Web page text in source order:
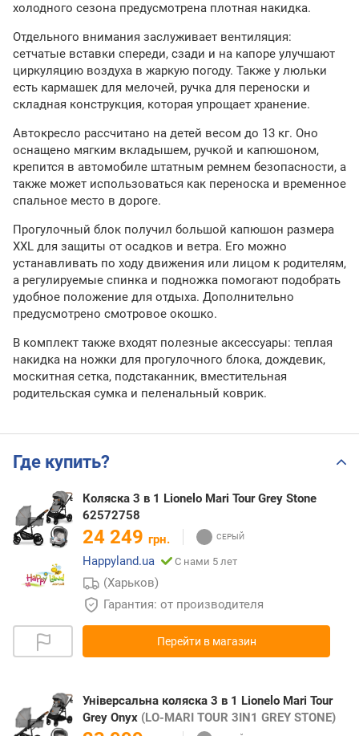
холодного сезона предусмотрена плотная накидка.
Отдельного внимания заслуживает вентиляция:
сетчатые вставки спереди, сзади и на капоре улучшают
циркуляцию воздуха в жаркую погоду. Также у люльки
есть кармашек для мелочей, ручка для переноски и
складная конструкция, которая упрощает хранение.
Автокресло рассчитано на детей весом до 13 кг. Оно
оснащено мягким вкладышем, ручкой и капюшоном,
крепится в автомобиле штатным ремнем безопасности, а
также может использоваться как переноска и временное
спальное место в дороге.
Прогулочный блок получил большой капюшон размера
XXL для защиты от осадков и ветра. Его можно
устанавливать по ходу движения или лицом к родителям,
а регулируемые спинка и подножка помогают подобрать
удобное положение для отдыха. Дополнительно
предусмотрено смотровое окошко.
В комплект также входят полезные аксессуары: теплая
накидка на ножки для прогулочного блока, дождевик,
москитная сетка, подстаканник, вместительная
родительская сумка и пеленальный коврик.
Где купить?
Коляска 3 в 1 Lionelo Mari Tour Grey Stone
62572758
24 249 грн.
Happyland.ua
С нами 5 лет
(Харьков)
Гарантия: от производителя
Перейти в магазин
Універсальна коляска 3 в 1 Lionelo Mari Tour
Grey Onyx (LO-MARI TOUR 3IN1 GREY STONE)